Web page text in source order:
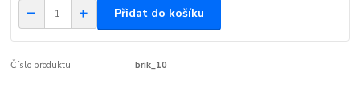
Přidat do košíku
Číslo produktu: brik_10